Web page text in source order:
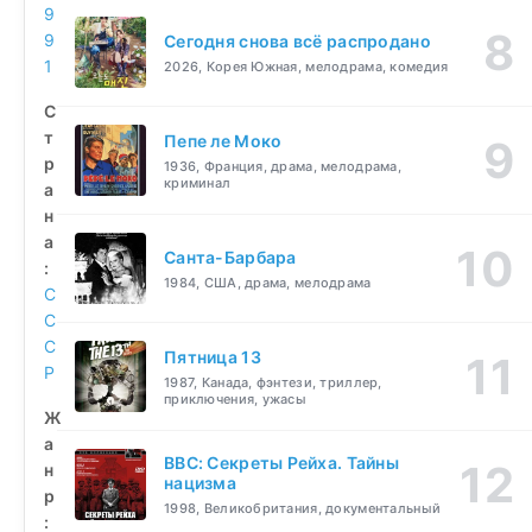
9
9
1
С
т
р
а
н
а
:
С
С
С
Р
Ж
а
н
р
:
Сегодня снова всё распродано
2026, Корея Южная, мелодрама, комедия
Пепе ле Моко
1936, Франция, драма, мелодрама,
криминал
Санта-Барбара
1984, США, драма, мелодрама
Пятница 13
1987, Канада, фэнтези, триллер,
приключения, ужасы
BBC: Секреты Рейха. Тайны
нацизма
1998, Великобритания, документальный